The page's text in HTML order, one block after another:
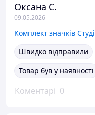
Оксана С.
09.05.2026
Швидко відправили
Товар був у наявності
Коментарі 0